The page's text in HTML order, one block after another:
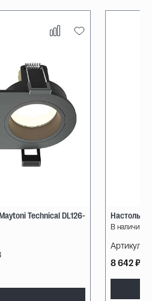
Technical DL126-
В наличии 8
Артикул:
8 642 ₽